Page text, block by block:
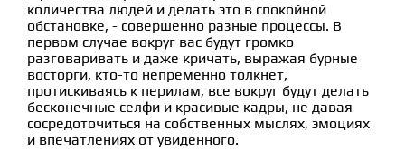
количества людей и делать это в спокойной
обстановке, - совершенно разные процессы. В
первом случае вокруг вас будут громко
разговаривать и даже кричать, выражая бурные
восторги, кто-то непременно толкнет,
протискиваясь к перилам, все вокруг будут делать
бесконечные селфи и красивые кадры, не давая
сосредоточиться на собственных мыслях, эмоциях
и впечатлениях от увиденного.